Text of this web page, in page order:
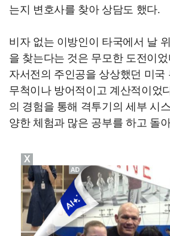
는지 변호사를 찾아 상담도 했다.
비자 없는 이방인이 타국에서 날
을 찾는다는 것은 무모한 도전이
자서전의 주인공을 상상했던 미국
무척이나 방어적이고 계산적이었
의 경험을 통해 격투기의 세부 시
양한 체험과 많은 공부를 하고 돌
X